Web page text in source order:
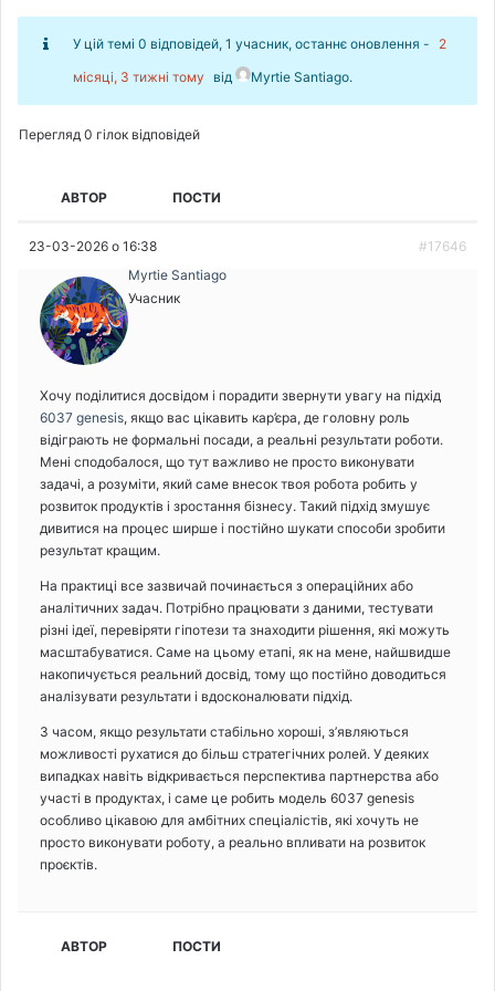
У цій темі 0 відповідей, 1 учасник, останнє оновлення -
2
місяці, 3 тижні тому
від Myrtie Santiago.
Перегляд 0 гілок відповідей
АВТОР ПОСТИ
23-03-2026 о 16:38
#17646
Myrtie Santiago
Учасник
Хочу поділитися досвідом і порадити звернути увагу на підхід
6037 genesis, якщо вас цікавить кар’єра, де головну роль
відіграють не формальні посади, а реальні результати роботи.
Мені сподобалося, що тут важливо не просто виконувати
задачі, а розуміти, який саме внесок твоя робота робить у
розвиток продуктів і зростання бізнесу. Такий підхід змушує
дивитися на процес ширше і постійно шукати способи зробити
результат кращим.
На практиці все зазвичай починається з операційних або
аналітичних задач. Потрібно працювати з даними, тестувати
різні ідеї, перевіряти гіпотези та знаходити рішення, які можуть
масштабуватися. Саме на цьому етапі, як на мене, найшвидше
накопичується реальний досвід, тому що постійно доводиться
аналізувати результати і вдосконалювати підхід.
З часом, якщо результати стабільно хороші, з’являються
можливості рухатися до більш стратегічних ролей. У деяких
випадках навіть відкривається перспектива партнерства або
участі в продуктах, і саме це робить модель 6037 genesis
особливо цікавою для амбітних спеціалістів, які хочуть не
просто виконувати роботу, а реально впливати на розвиток
проєктів.
АВТОР ПОСТИ